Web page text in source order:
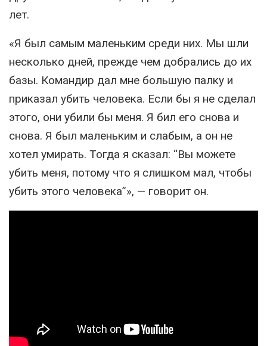
лет.
«Я был самым маленьким среди них. Мы шли
несколько дней, прежде чем добрались до их
базы. Командир дал мне большую палку и
приказал убить человека. Если бы я не сделал
этого, они убили бы меня. Я бил его снова и
снова. Я был маленьким и слабым, а он не
хотел умирать. Тогда я сказал: “Вы можете
убить меня, потому что я слишком мал, чтобы
убить этого человека”», — говорит он.